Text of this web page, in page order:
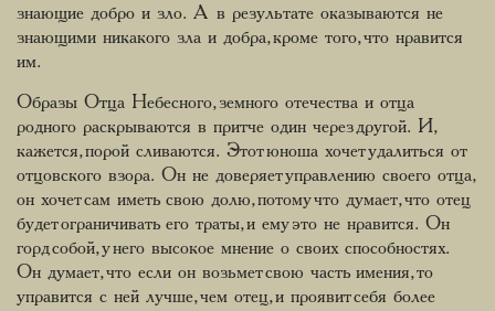
знающие добро и зло. А в результате оказываются не
знающими никакого зла и добра, кроме того, что нравится
им.
Образы Отца Небесного, земного отечества и отца
родного раскрываются в притче один через другой. И,
кажется, порой сливаются. Этот юноша хочет удалиться от
отцовского взора. Он не доверяет управлению своего отца,
он хочет сам иметь свою долю, потому что думает, что отец
будет ограничивать его траты, и ему это не нравится. Он
горд собой, у него высокое мнение о своих способностях.
Он думает, что если он возьмет свою часть имения, то
управится с ней лучше, чем отец, и проявит себя более